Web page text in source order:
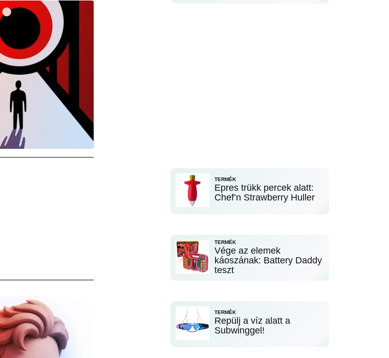
TERMÉK
Epres trükk percek alatt:
Chef’n Strawberry Huller
TERMÉK
Vége az elemek
káoszának: Battery Daddy
teszt
TERMÉK
Repülj a víz alatt a
Subwinggel!